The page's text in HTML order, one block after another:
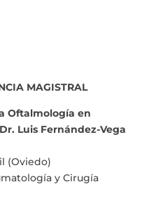
MAGISTRAL
Oftalmología en
Luis Fernández-Vega
(Oviedo)
y Cirugía